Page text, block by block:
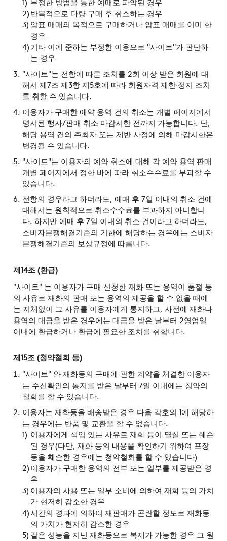
부정한 방법을 통한 예매로 파악된 경우
반복적으로 다량 구매 후 취소하는 경우
암표 매매의 목적으로 구매하거나 암표 매매를 이미 한
경우
기타 이에 준하는 부정한 이용으로 "사이트"가 판단하
는 경우
"사이트"는 전항에 따른 조치를 2회 이상 받은 회원에 대
해서 제7조 제3항 제5호에 따라 회원자격 제한∙정지 조치
를 취할 수 있습니다.
이용자가 구매한 예약 용역 건의 취소는 개별 페이지에서
명시된 행사/판매 취소 마감시한 전까지 가능합니다. 단,
해당 용역 건의 주최자 또는 제반 사정에 의해 마감시한은
변경될 수 있습니다.
"사이트"는 이용자의 예약 취소에 대해 각 예약 용역 판매
개별 페이지에서 정한 바에 따라 취소수수료를 부과할 수
있습니다.
전항의 경우라고 하더라도, 예매 후 7일 이내의 취소 건에
대해서는 원칙적으로 취소수수료를 부과하지 아니합니
다. 하지만 예매 후 7일 이내의 취소 건이라고 하더라도,
소비자분쟁해결기준의 기한에 해당하는 경우에는 소비자
분쟁해결기준의 보상규정에 따릅니다.
제14조 (환급)
"사이트" 는 이용자가 구매 신청한 재화 또는 용역이 품절 등
의 사유로 재화의 판매 또는 용역의 제공을 할 수 없을 때에
는 지체없이 그 사유를 이용자에게 통지하고, 사전에 재화나
용역의 대금을 받은 경우에는 대금을 받은 날부터 2영업일
이내에 환급하거나 환급에 필요한 조치를 취합니다.
제15조 (청약철회 등)
"사이트" 와 재화등의 구매에 관한 계약을 체결한 이용자
는 수신확인의 통지를 받은 날부터 7일 이내에는 청약의
철회를 할 수 있습니다.
이용자는 재화등을 배송받은 경우 다음 각호의 1에 해당하
는 경우에는 반품 및 교환을 할 수 없습니다.
이용자에게 책임 있는 사유로 재화 등이 멸실 또는 훼손
된 경우(다만, 재화 등의 내용을 확인하기 위하여 포장
등을 훼손한 경우에는 청약철회를 할 수 있습니다)
이용자가 구매한 용역의 전부 또는 일부를 제공받은 경
우
이용자의 사용 또는 일부 소비에 의하여 재화 등의 가치
가 현저히 감소한 경우
시간의 경과에 의하여 재판매가 곤란할 정도로 재화등
의 가치가 현저히 감소한 경우
같은 성능을 지닌 재화등으로 복제가 가능한 경우 그 원